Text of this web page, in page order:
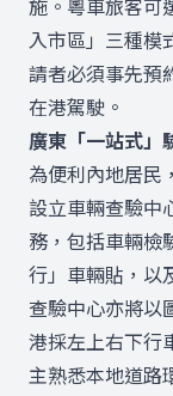
施。粵車旅客可
入市區」三種模
請者必須事先預
在港駕駛。
廣東「一站式」
為便利內地居民
設立車輛查驗中
務，包括車輛檢
行」車輛貼，以
查驗中心亦將以
港採左上右下行
主熟悉本地道路